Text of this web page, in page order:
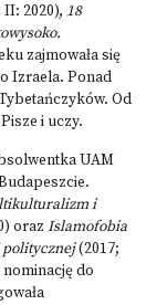
II: 2020), 18
zajmowała się
Izraela. Ponad
Od
i uczy.
UAM
i
oraz Islamofobia
politycznej(2017;
nominację do